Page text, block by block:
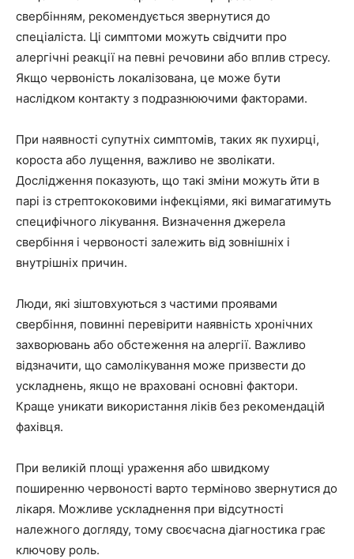
свербінням, рекомендується звернутися до
спеціаліста. Ці симптоми можуть свідчити про
алергічні реакції на певні речовини або вплив стресу.
Якщо червоність локалізована, це може бути
наслідком контакту з подразнюючими факторами.
При наявності супутніх симптомів, таких як пухирці,
короста або лущення, важливо не зволікати.
Дослідження показують, що такі зміни можуть йти в
парі із стрептококовими інфекціями, які вимагатимуть
специфічного лікування. Визначення джерела
свербіння і червоності залежить від зовнішніх і
внутрішніх причин.
Люди, які зіштовхуються з частими проявами
свербіння, повинні перевірити наявність хронічних
захворювань або обстеження на алергії. Важливо
відзначити, що самолікування може призвести до
ускладнень, якщо не враховані основні фактори.
Краще уникати використання ліків без рекомендацій
фахівця.
При великій площі ураження або швидкому
поширенню червоності варто терміново звернутися до
лікаря. Можливе ускладнення при відсутності
належного догляду, тому своєчасна діагностика грає
ключову роль.